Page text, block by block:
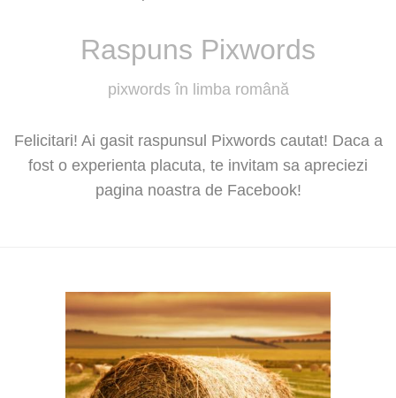
Raspuns Pixwords
pixwords în limba română
Felicitari! Ai gasit raspunsul Pixwords cautat! Daca a
fost o experienta placuta, te invitam sa apreciezi
pagina noastra de Facebook!